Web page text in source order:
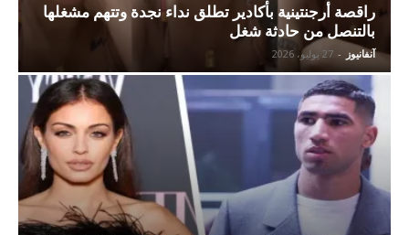
راقصة أرجنتينية بأكادير تطلق نداء نجدة وتتهم مشغلها
بالتنصل من حادثة شغل
آنفانيوز - 27 يوليو، 2026